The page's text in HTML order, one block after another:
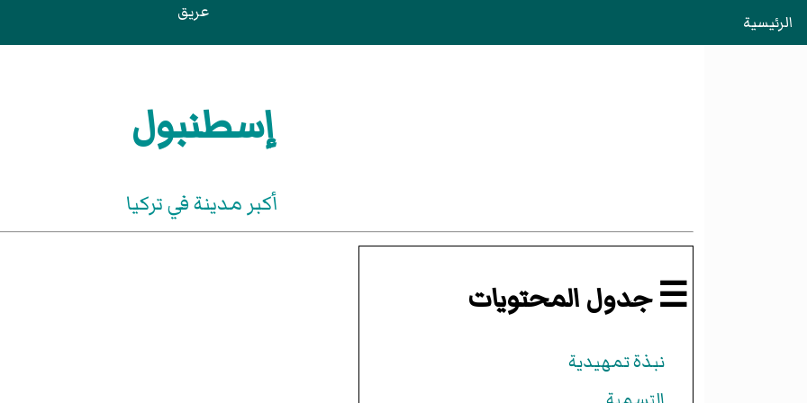
الرئيسية عريق
إسطنبول
أكبر مدينة في تركيا
☰ جدول المحتويات
نبذة تمهيدية